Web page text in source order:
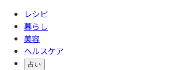
レシピ
暮らし
美容
ヘルスケア
占い